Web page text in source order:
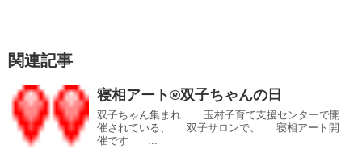
関連記事
寝相アート®双子ちゃんの日
双子ちゃん集まれ 玉村子育て支援センターで開
催されている、 双子サロンで、 寝相アート開
催です ...